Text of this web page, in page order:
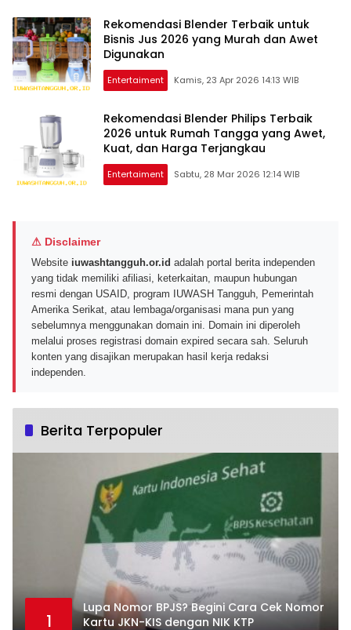
Rekomendasi Blender Terbaik untuk
Bisnis Jus 2026 yang Murah dan Awet
Digunakan
Entertaiment Kamis, 23 Apr 2026 14:13 WIB
Rekomendasi Blender Philips Terbaik
2026 untuk Rumah Tangga yang Awet,
Kuat, dan Harga Terjangkau
Entertaiment Sabtu, 28 Mar 2026 12:14 WIB
⚠ Disclaimer
Website iuwashtangguh.or.id adalah portal berita independen
yang tidak memiliki afiliasi, keterkaitan, maupun hubungan
resmi dengan USAID, program IUWASH Tangguh, Pemerintah
Amerika Serikat, atau lembaga/organisasi mana pun yang
sebelumnya menggunakan domain ini. Domain ini diperoleh
melalui proses registrasi domain expired secara sah. Seluruh
konten yang disajikan merupakan hasil kerja redaksi
independen.
Berita Terpopuler
1
Lupa Nomor BPJS? Begini Cara Cek Nomor
Kartu JKN-KIS dengan NIK KTP